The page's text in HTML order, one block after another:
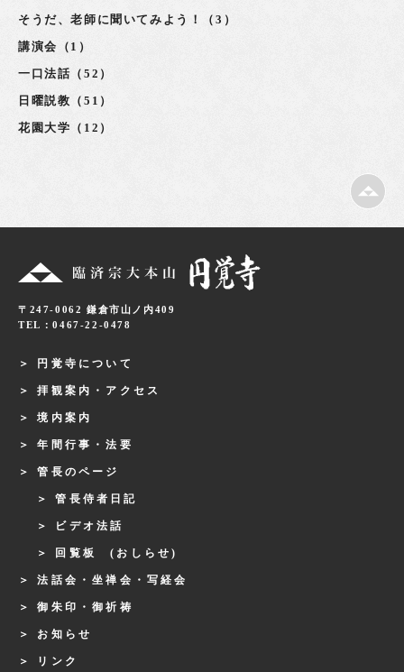
そうだ、老師に聞いてみよう！（3）
講演会（1）
一口法話（52）
日曜説教（51）
花園大学（12）
〒247-0062 鎌倉市山ノ内409
TEL：0467-22-0478
円覚寺について
拝観案内・アクセス
境内案内
年間行事・法要
管長のページ
管長侍者日記
ビデオ法話
回覧板 (おしらせ)
法話会・坐禅会・写経会
御朱印・御祈祷
お知らせ
リンク